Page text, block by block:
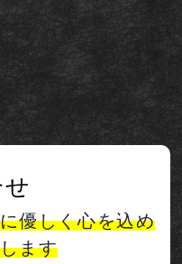
優しく心を込め
ます